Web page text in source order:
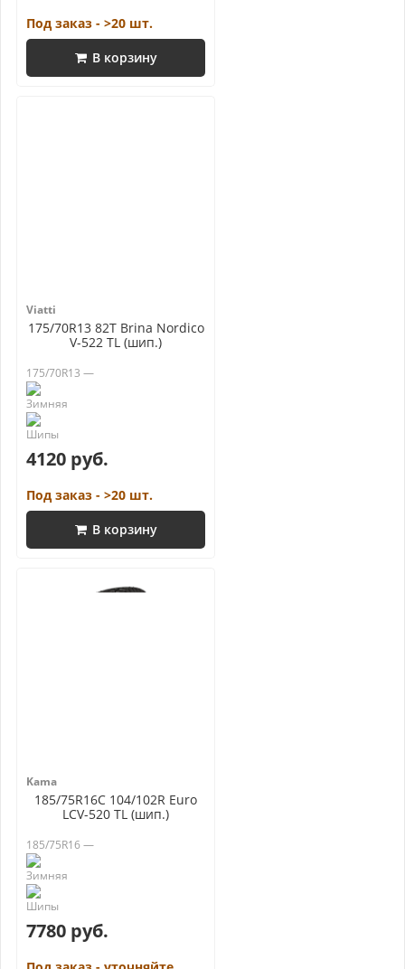
Под заказ - >20 шт.
В корзину
Viatti
175/70R13 82T Brina Nordico
V-522 TL (шип.)
175/70R13 —
4120 руб.
Под заказ - >20 шт.
В корзину
Kama
185/75R16C 104/102R Euro
LCV-520 TL (шип.)
185/75R16 —
7780 руб.